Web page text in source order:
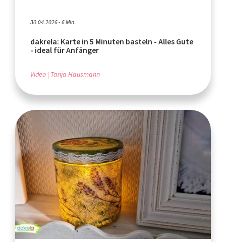
30.04.2026 - 6 Min.
dakrela: Karte in 5 Minuten basteln - Alles Gute
- ideal für Anfänger
Video Tanja Hausmann